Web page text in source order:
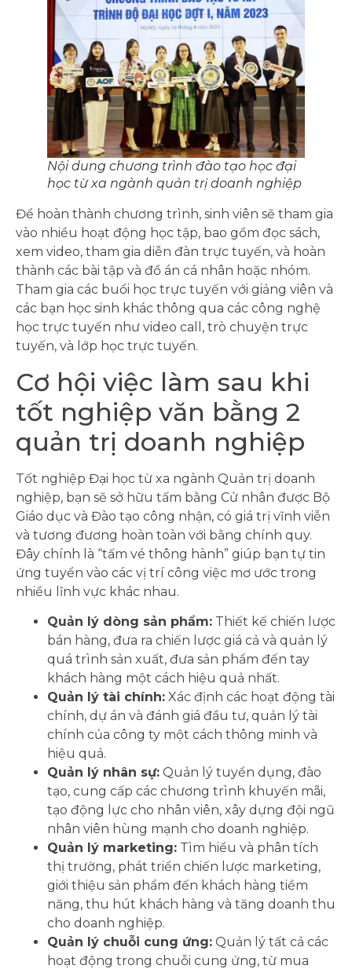
Nội dung chương trình đào tạo học đại
học từ xa ngành quản trị doanh nghiệp
Để hoàn thành chương trình, sinh viên sẽ tham gia
vào nhiều hoạt động học tập, bao gồm đọc sách,
xem video, tham gia diễn đàn trực tuyến, và hoàn
thành các bài tập và đồ án cá nhân hoặc nhóm.
Tham gia các buổi học trực tuyến với giảng viên và
các bạn học sinh khác thông qua các công nghệ
học trực tuyến như video call, trò chuyện trực
tuyến, và lớp học trực tuyến.
Cơ hội việc làm sau khi
tốt nghiệp văn bằng 2
quản trị doanh nghiệp
Tốt nghiệp Đại học từ xa ngành Quản trị doanh
nghiệp, bạn sẽ sở hữu tấm bằng Cử nhân được Bộ
Giáo dục và Đào tạo công nhận, có giá trị vĩnh viễn
và tương đương hoàn toàn với bằng chính quy.
Đây chính là “tấm vé thông hành” giúp bạn tự tin
ứng tuyển vào các vị trí công việc mơ ước trong
nhiều lĩnh vực khác nhau.
Quản lý dòng sản phẩm: Thiết kế chiến lược
bán hàng, đưa ra chiến lược giá cả và quản lý
quá trình sản xuất, đưa sản phẩm đến tay
khách hàng một cách hiệu quả nhất.
Quản lý tài chính: Xác định các hoạt động tài
chính, dự án và đánh giá đầu tư, quản lý tài
chính của công ty một cách thông minh và
hiệu quả.
Quản lý nhân sự: Quản lý tuyển dụng, đào
tạo, cung cấp các chương trình khuyến mãi,
tạo động lực cho nhân viên, xây dựng đội ngũ
nhân viên hùng mạnh cho doanh nghiệp.
Quản lý marketing: Tìm hiểu và phân tích
thị trường, phát triển chiến lược marketing,
giới thiệu sản phẩm đến khách hàng tiềm
năng, thu hút khách hàng và tăng doanh thu
cho doanh nghiệp.
Quản lý chuỗi cung ứng: Quản lý tất cả các
hoạt động trong chuỗi cung ứng, từ mua